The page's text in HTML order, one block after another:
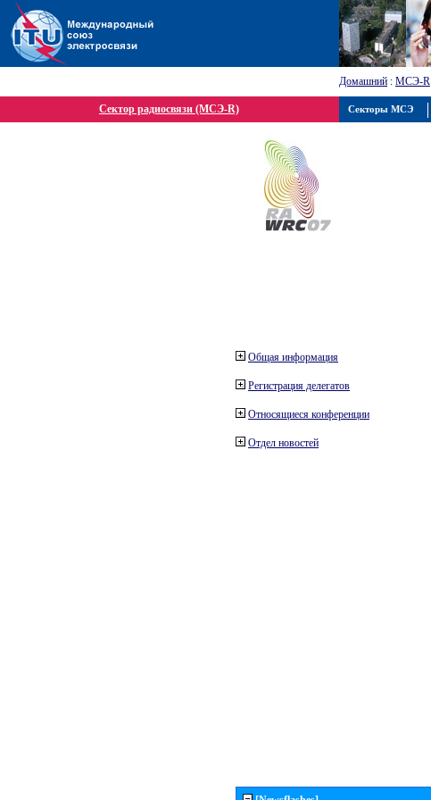
Домашний : МСЭ-R
Сектор радиосвязи (МСЭ-R)
Общая информация
Регистрация делегатов
Относящиеся конференции
Отдел новостей
Секторы МСЭ